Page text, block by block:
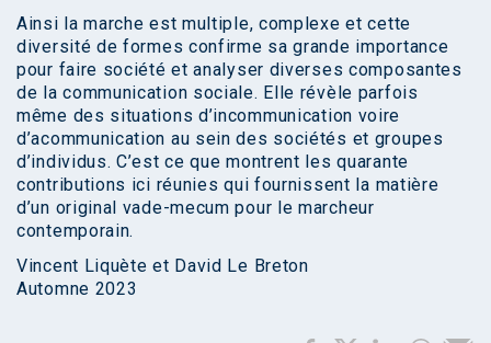
Ainsi la marche est multiple, complexe et cette
diversité de formes confirme sa grande importance
pour faire société et analyser diverses composantes
de la communication sociale. Elle révèle parfois
même des situations d’incommunication voire
d’acommunication au sein des sociétés et groupes
d’individus. C’est ce que montrent les quarante
contributions ici réunies qui fournissent la matière
d’un original vade-mecum pour le marcheur
contemporain.
Vincent Liquète et David Le Breton
Automne 2023